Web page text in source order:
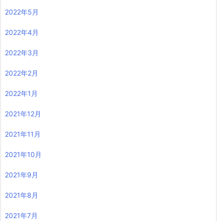
2022年5月
2022年4月
2022年3月
2022年2月
2022年1月
2021年12月
2021年11月
2021年10月
2021年9月
2021年8月
2021年7月